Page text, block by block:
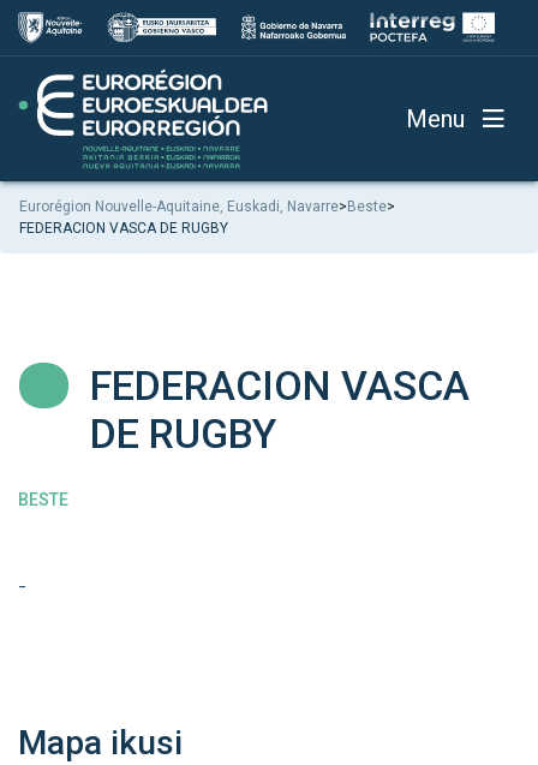
Menu
Eurorégion Nouvelle-Aquitaine, Euskadi, Navarre> Beste>
FEDERACION VASCA DE RUGBY
FEDERACION VASCA
DE RUGBY
BESTE
-
Mapa ikusi